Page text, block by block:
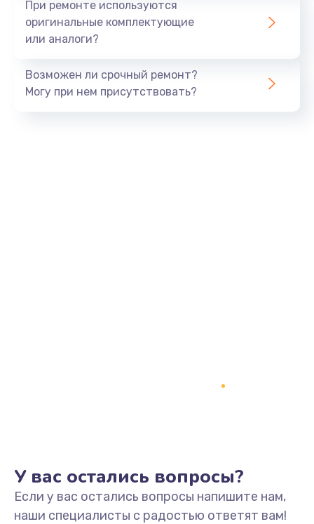
При ремонте используются
оригинальные комплектующие
или аналоги?
Возможен ли срочный ремонт?
Могу при нем присутствовать?
У вас остались вопросы?
Если у вас остались вопросы напишите нам,
наши специалисты с радостью ответят вам!